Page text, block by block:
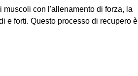
muscoli con l'allenamento di forza, la
e forti. Questo processo di recupero è